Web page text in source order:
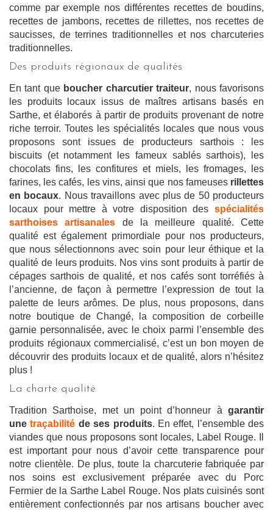
comme par exemple nos différentes recettes de boudins,
recettes de jambons, recettes de rillettes, nos recettes de
saucisses, de terrines traditionnelles et nos charcuteries
traditionnelles.
Des produits régionaux de qualités
En tant que boucher charcutier traiteur, nous favorisons
les produits locaux issus de maîtres artisans basés en
Sarthe, et élaborés à partir de produits provenant de notre
riche terroir. Toutes les spécialités locales que nous vous
proposons sont issues de producteurs sarthois : les
biscuits (et notamment les fameux sablés sarthois), les
chocolats fins, les confitures et miels, les fromages, les
farines, les cafés, les vins, ainsi que nos fameuses rillettes
en bocaux. Nous travaillons avec plus de 50 producteurs
locaux pour mettre à votre disposition des spécialités
sarthoises artisanales de la meilleure qualité. Cette
qualité est également primordiale pour nos producteurs,
que nous sélectionnons avec soin pour leur éthique et la
qualité de leurs produits. Nos vins sont produits à partir de
cépages sarthois de qualité, et nos cafés sont torréfiés à
l’ancienne, de façon à permettre l’expression de tout la
palette de leurs arômes. De plus, nous proposons, dans
notre boutique de Changé, la composition de corbeille
garnie personnalisée, avec le choix parmi l’ensemble des
produits régionaux commercialisé, c’est un bon moyen de
découvrir des produits locaux et de qualité, alors n’hésitez
plus !
La charte qualité
Tradition Sarthoise, met un point d’honneur à garantir
unetraçabilité de ses produits. En effet, l’ensemble des
viandes que nous proposons sont locales, Label Rouge. Il
est important pour nous d’avoir cette transparence pour
notre clientèle. De plus, toute la charcuterie fabriquée par
nos soins est exclusivement préparée avec du Porc
Fermier de la Sarthe Label Rouge. Nos plats cuisinés sont
entièrement confectionnés par nos artisans boucher avec